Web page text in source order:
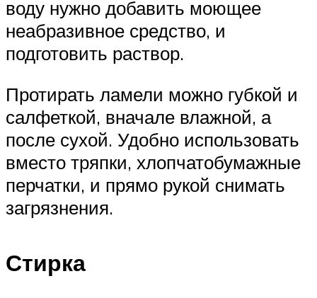
воду нужно добавить моющее
неабразивное средство, и
подготовить раствор.
Протирать ламели можно губкой и
салфеткой, вначале влажной, а
после сухой. Удобно использовать
вместо тряпки, хлопчатобумажные
перчатки, и прямо рукой снимать
загрязнения.
Стирка